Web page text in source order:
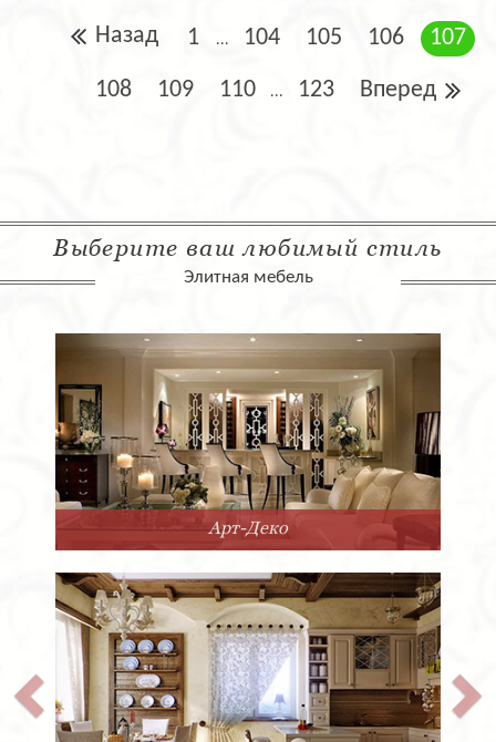
Назад 1 ... 104 105 106 107
108 109 110 ... 123 Вперед
Выберите ваш любимый стиль
Элитная мебель
Арт-Деко